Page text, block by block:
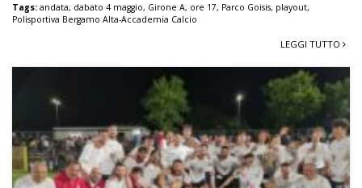
Tags: andata, dabato 4 maggio, Girone A, ore 17, Parco Goisis, playout,
Polisportiva Bergamo Alta-Accademia Calcio
LEGGI TUTTO